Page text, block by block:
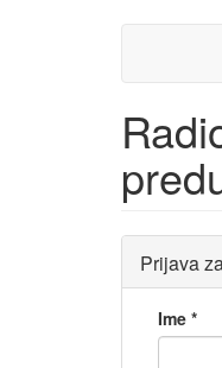
Prijava
Ime *